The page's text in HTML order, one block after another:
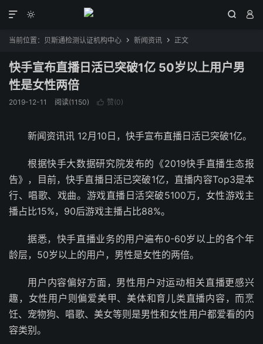
  

当前位置： 贝斯通检测认证机构中心  新闻资讯  正文
快手宣布直播日活已突破1亿 50岁以上用户男
性是女性两倍
2019-12-11 阅读(1150)  赞(0)
新闻资讯讯 12月10日，快手宣布直播日活已突破1亿。
根据快手大数据研究院发布的《2019快手直播生态报
告》，目前，快手直播日活已突破1亿，直播内容Top3是本
行、唱歌、戏曲。游戏直播日活突破5100万，女性游戏主
播占比15%，90后游戏主播占比88%。
据悉，快手直播业务的用户遍布0-60岁以上的各个年
龄层，50岁以上的用户，男性是女性的两倍。
用户内容偏好方面，男性用户对运动相关直播更感兴
趣，女性用户则偏爱美甲、美体和育儿类直播内容，而烹
饪、宠物狗、唱歌、美女等则是男性和女性用户都爱看的内
容类别。